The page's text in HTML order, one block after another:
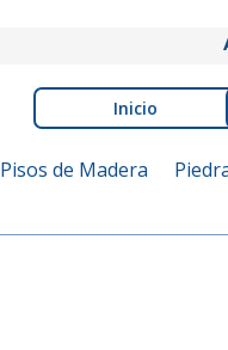
Inicio
Pisos de Madera